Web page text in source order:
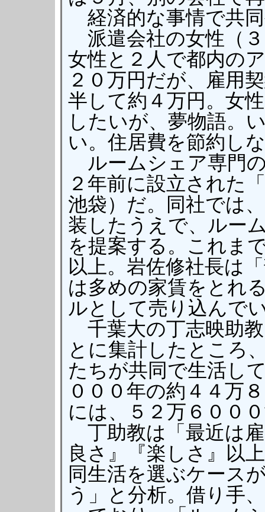
経済的な事情で共
派遣会社の女性（
女性と２人で都内の
２０万円だが、雇用
半して約４万円。女
したいが、夢物語。
い。住居費を節約し
ルームシェア専門
２年前に設立された
池袋）だ。同社では
装したうえで、ルー
を提案する。これま
以上。岩佐修社長は
は多めの家賃をとれ
ルとして売り込んで
千葉大の丁志映助
とに集計したところ
たちが共同で生活し
０００年の約４４万
には、５２万６００
丁助教は「最近は
良さ』『楽しさ』以
同生活を選ぶケース
う」と分析。借り手